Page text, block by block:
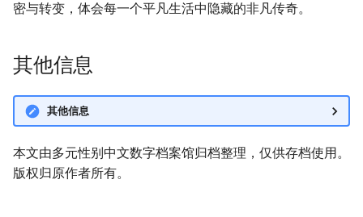
密与转变，体会每一个平凡生活中隐藏的非凡传奇。
其他信息
其他信息
本文由多元性别中文数字档案馆归档整理，仅供存档使用。
版权归原作者所有。